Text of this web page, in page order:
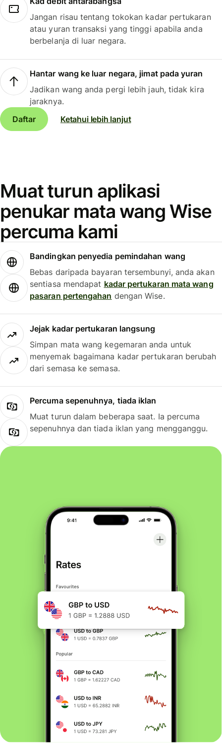
Jangan risau tentang tokokan kadar pertukaran
atau yuran transaksi yang tinggi apabila anda
berbelanja di luar negara.
Hantar wang ke luar negara, jimat pada yuran
Jadikan wang anda pergi lebih jauh, tidak kira
jaraknya.
Daftar
Ketahui lebih lanjut
Muat turun aplikasi
penukar mata wang Wise
percuma kami
Bandingkan penyedia pemindahan wang
Bebas daripada bayaran tersembunyi, anda akan
sentiasa mendapat kadar pertukaran mata wang
pasaran pertengahan dengan Wise.
Jejak kadar pertukaran langsung
Simpan mata wang kegemaran anda untuk
menyemak bagaimana kadar pertukaran berubah
dari semasa ke semasa.
Percuma sepenuhnya, tiada iklan
Muat turun dalam beberapa saat. Ia percuma
sepenuhnya dan tiada iklan yang mengganggu.